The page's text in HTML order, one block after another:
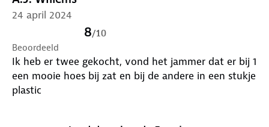
24 april 2024
8/10
Beoordeeld
Ik heb er twee gekocht, vond het jammer dat er bij 1
een mooie hoes bij zat en bij de andere in een stukje
plastic